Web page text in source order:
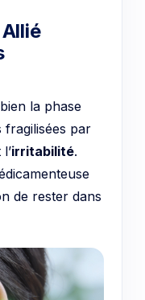
la phase
fragilisées par
irritabilité.
de rester dans